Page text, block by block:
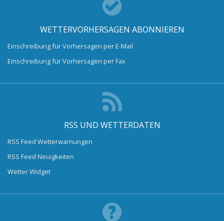
WETTERVORHERSAGEN ABONNIEREN
Einschreibung für Vorhersagen per E-Mail
Einschreibung für Vorhersagen per Fax
RSS UND WETTERDATEN
RSS Feed Wetterwarnungen
RSS Feed Neuigkeiten
Wetter Widget